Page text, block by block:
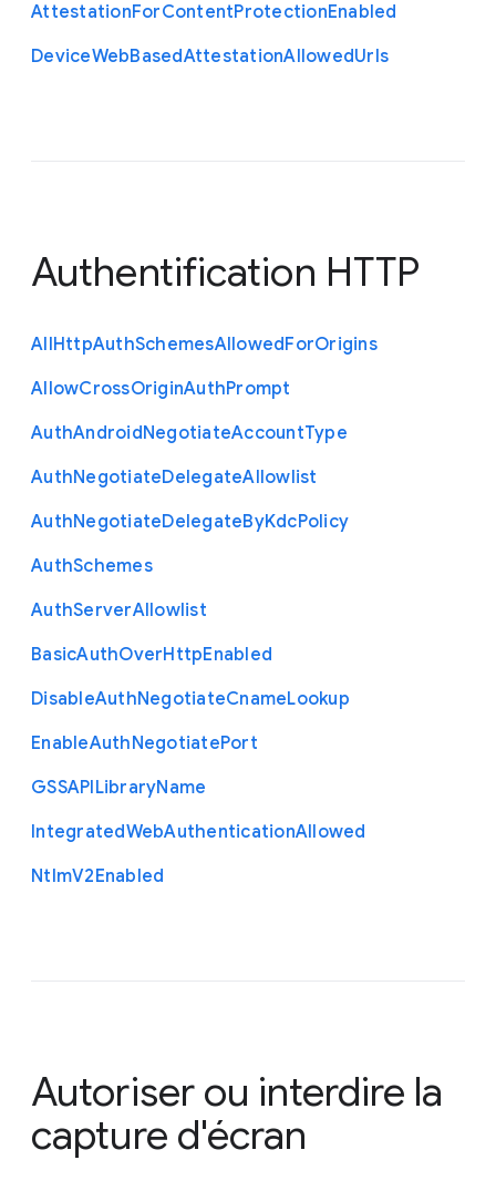
AttestationForContentProtectionEnabled
DeviceWebBasedAttestationAllowedUrls
Authentification HTTP
AllHttpAuthSchemesAllowedForOrigins
AllowCrossOriginAuthPrompt
AuthAndroidNegotiateAccountType
AuthNegotiateDelegateAllowlist
AuthNegotiateDelegateByKdcPolicy
AuthSchemes
AuthServerAllowlist
BasicAuthOverHttpEnabled
DisableAuthNegotiateCnameLookup
EnableAuthNegotiatePort
GSSAPILibraryName
IntegratedWebAuthenticationAllowed
NtlmV2Enabled
Autoriser ou interdire la
capture d'écran